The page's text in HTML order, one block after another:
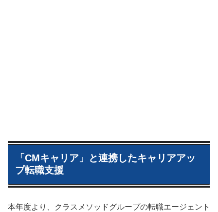
「CMキャリア」と連携したキャリアアッ
プ転職支援
本年度より、クラスメソッドグループの転職エージェント